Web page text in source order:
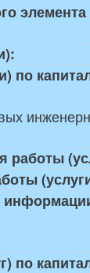
по
работы
по